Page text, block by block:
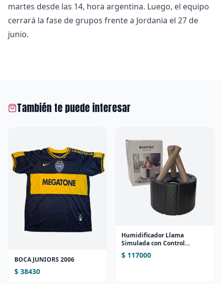
martes desde las 14, hora argentina. Luego, el equipo
cerrará la fase de grupos frente a Jordania el 27 de
junio.
También te puede interesar
BOCA JUNIORS 2006
$ 38430
Humidificador Llama
Simulada con Control
Remoto
$ 117000